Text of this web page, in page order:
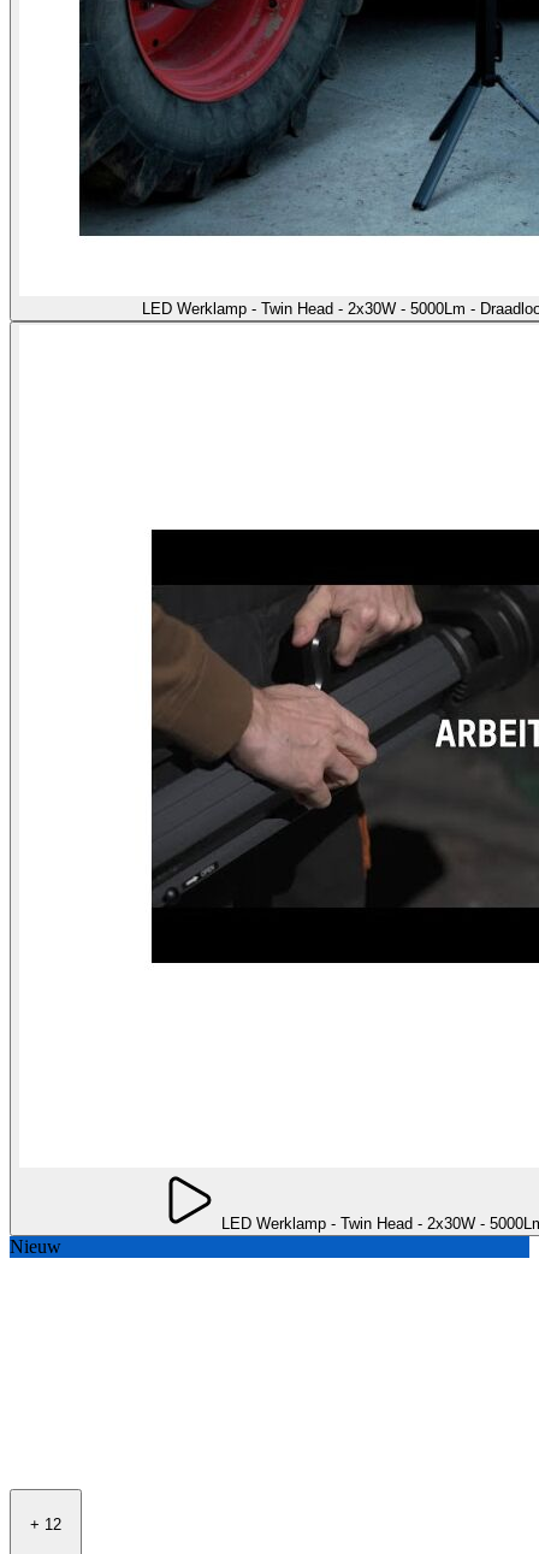
LED Werklamp - Twin Head - 2x30W - 5000Lm -
LED Werklamp - Twin Head - 2x30W -
Nieuw
+ 12